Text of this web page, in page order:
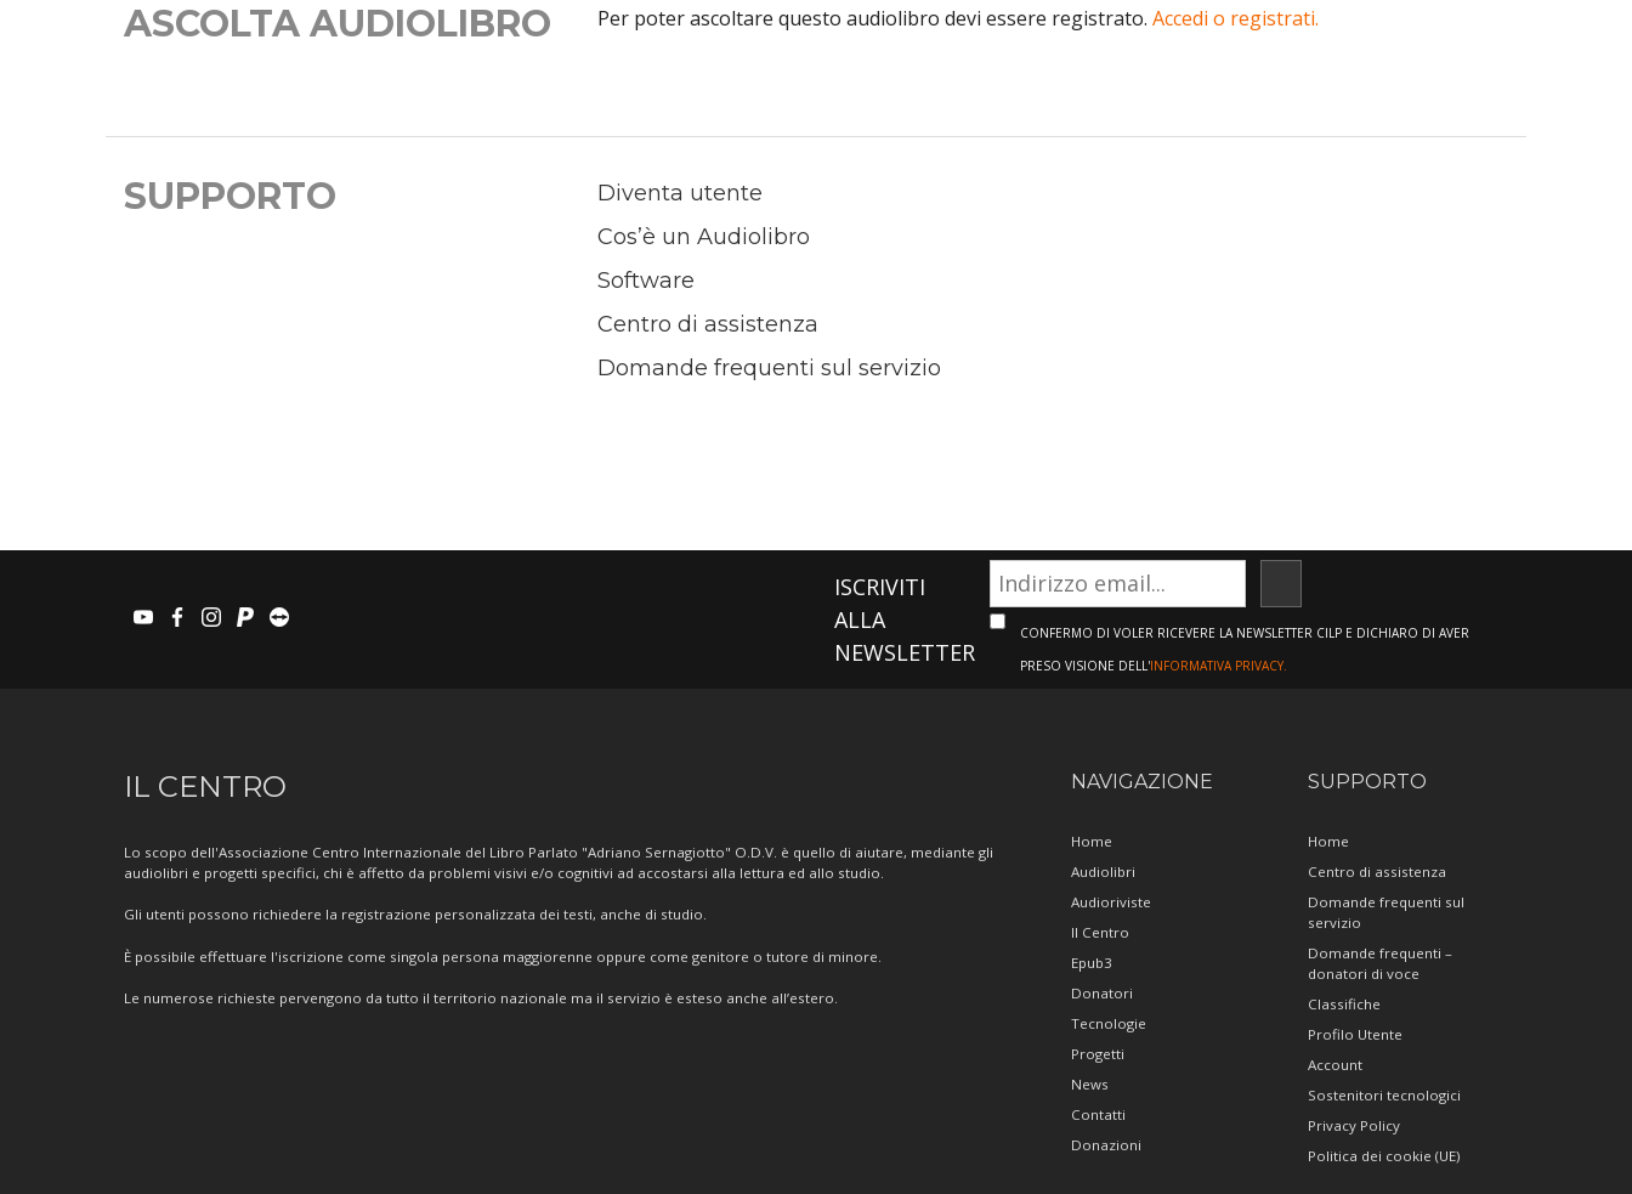
ASCOLTA AUDIOLIBRO Per poter ascoltare questo audiolibro devi essere registrato. Accedi o registrati.
SUPPORTO
Diventa utente
Cos’è un Audiolibro
Software
Centro di assistenza
Domande frequenti sul servizio
youtubefacebook
instagram
paypalteamviewer
ISCRIVITI
ALLA
NEWSLETTER
CONFERMO DI VOLER RICEVERE LA NEWSLETTER CILP E DICHIARO DI AVER
PRESO VISIONE DELL'INFORMATIVA PRIVACY.
Informazioni
IL CENTRO
Lo scopo dell'Associazione Centro Internazionale del Libro Parlato "Adriano Sernagiotto" O.D.V. è quello di aiutare, mediante gli
audiolibri e progetti specifici, chi è affetto da problemi visivi e/o cognitivi ad accostarsi alla lettura ed allo studio.
Gli utenti possono richiedere la registrazione personalizzata dei testi, anche di studio.
È possibile effettuare l'iscrizione come singola persona maggiorenne oppure come genitore o tutore di minore.
Le numerose richieste pervengono da tutto il territorio nazionale ma il servizio è esteso anche all’estero.
NAVIGAZIONE
Home
Audiolibri
Audioriviste
Il Centro
Epub3
Donatori
Tecnologie
Progetti
News
Contatti
Donazioni
SUPPORTO
Home
Centro di assistenza
Domande frequenti sul
servizio
Domande frequenti –
donatori di voce
Classifiche
Profilo Utente
Account
Sostenitori tecnologici
Privacy Policy
Politica dei cookie (UE)